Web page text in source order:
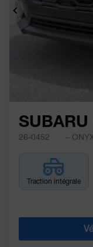
Précédent
26-0452 –
Traction intégrale